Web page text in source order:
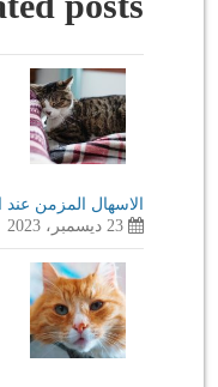
الاسهال المزمن
23 ديسمبر، 2023